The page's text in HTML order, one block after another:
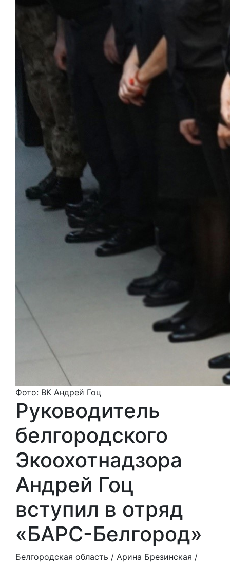
Фото: ВК Андрей Гоц
Руководитель
белгородского
Экоохотнадзора
Андрей Гоц
вступил в отряд
«БАРС-Белгород»
Белгородская область / Арина Брезинская /